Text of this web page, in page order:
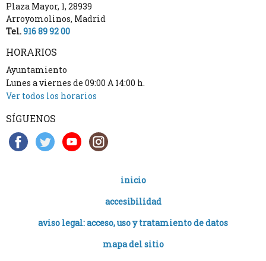
Plaza Mayor, 1, 28939
Arroyomolinos, Madrid
Tel.916 89 92 00
HORARIOS
Ayuntamiento
Lunes a viernes de 09:00 A 14:00 h.
Ver todos los horarios
SÍGUENOS
inicio
accesibilidad
aviso legal: acceso, uso y tratamiento de datos
mapa del sitio